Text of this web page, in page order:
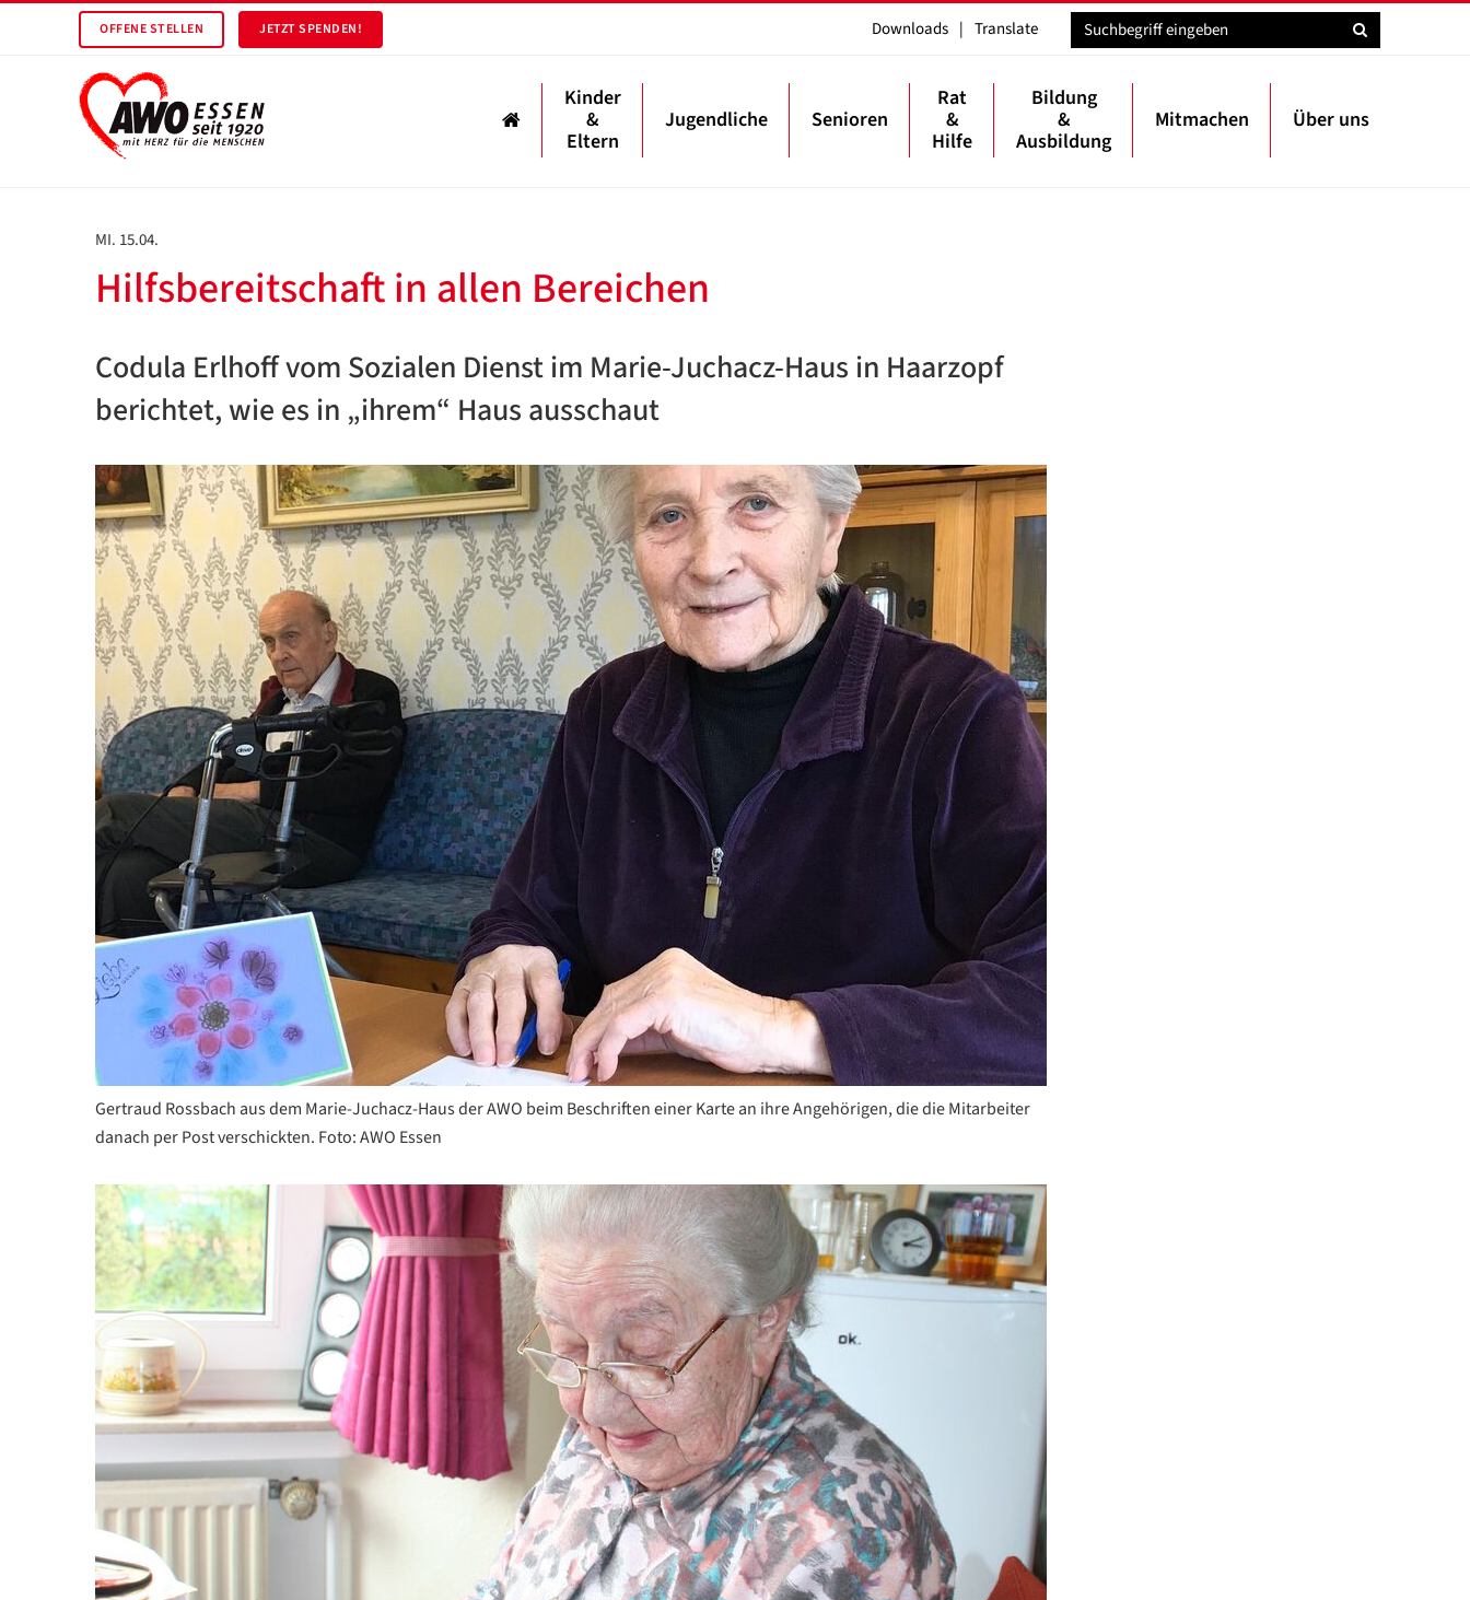
OFFENE STELLEN JETZT SPENDEN! Downloads | Translate
Kinder
&
Eltern
Jugendliche Senioren
Rat
&
Hilfe
Bildung
&
Ausbildung
Mitmachen Über uns
MI. 15.04.
Hilfsbereitschaft in allen Bereichen
Codula Erlhoff vom Sozialen Dienst im Marie-Juchacz-Haus in Haarzopf
berichtet, wie es in „ihrem“ Haus ausschaut
Gertraud Rossbach aus dem Marie-Juchacz-Haus der AWO beim Beschriften einer Karte an ihre Angehörigen, die die Mitarbeiter
danach per Post verschickten. Foto: AWO Essen